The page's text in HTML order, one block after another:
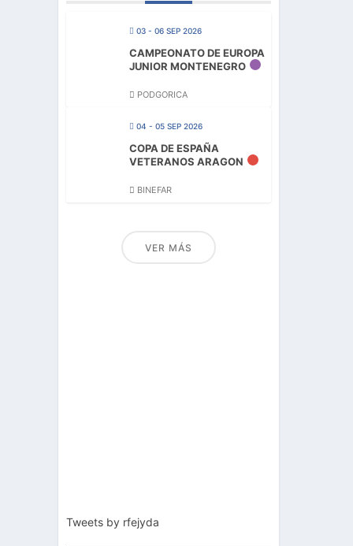
03 - 06 SEP 2026
CAMPEONATO DE EUROPA
JUNIOR MONTENEGRO
PODGORICA
04 - 05 SEP 2026
COPA DE ESPAÑA
VETERANOS ARAGON
BINEFAR
VER MÁS
Tweets by rfejyda